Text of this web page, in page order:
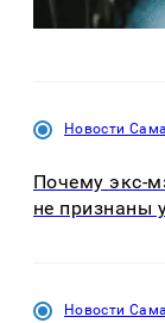
Новости
Почему экс-
не признаны
Новости